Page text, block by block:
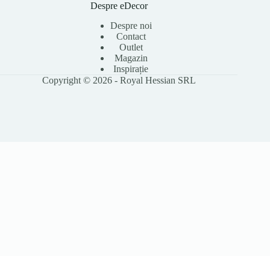
Despre eDecor
Despre noi
Contact
Outlet
Magazin
Inspirație
Copyright © 2026 - Royal Hessian SRL